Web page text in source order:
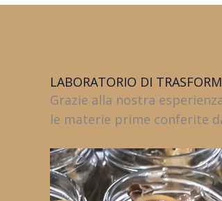
LABORATORIO DI
Grazie alla nostra
le materie prime conferite